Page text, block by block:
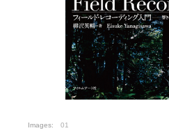
Images: 01